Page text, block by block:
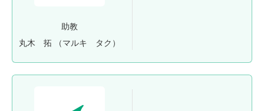
助教
丸木 拓
（マルキ タク）